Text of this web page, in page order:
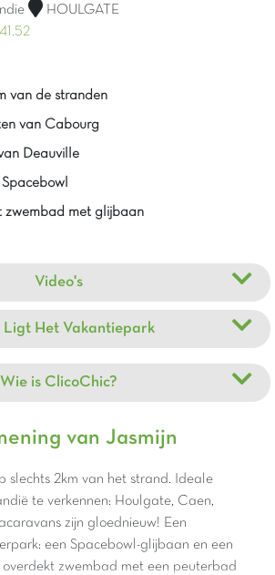
HOULGATE
van de stranden
van Cabourg
Deauville
zwembad met glijbaan
Video's
Ligt Het Vakantiepark
Wie is ClicoChic?
van Jasmijn
slechts 2km van het strand. Ideale
te verkennen: Houlgate, Caen,
zijn gloednieuw! Een
een Spacebowl-glijbaan en een
overdekt zwembad met een peuterbad